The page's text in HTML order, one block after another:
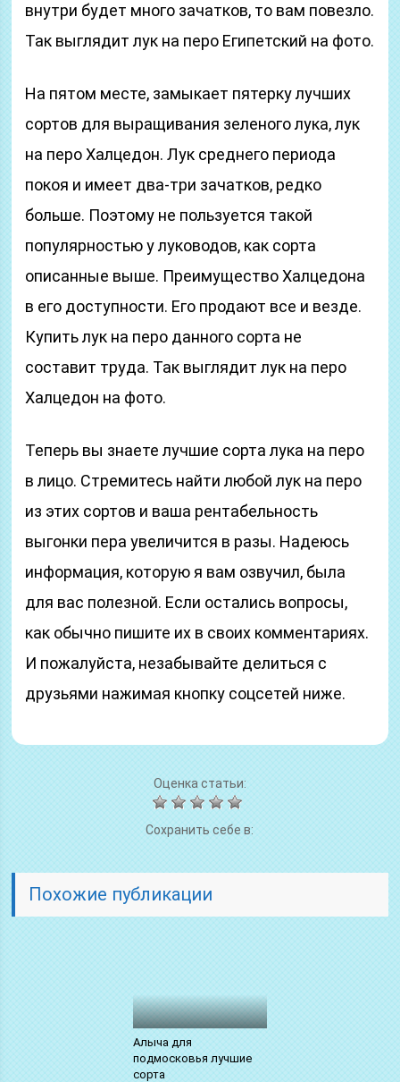
внутри будет много зачатков, то вам повезло.
Так выглядит лук на перо Египетский на фото.
На пятом месте, замыкает пятерку лучших
сортов для выращивания зеленого лука, лук
на перо Халцедон. Лук среднего периода
покоя и имеет два-три зачатков, редко
больше. Поэтому не пользуется такой
популярностью у луководов, как сорта
описанные выше. Преимущество Халцедона
в его доступности. Его продают все и везде.
Купить лук на перо данного сорта не
составит труда. Так выглядит лук на перо
Халцедон на фото.
Теперь вы знаете лучшие сорта лука на перо
в лицо. Стремитесь найти любой лук на перо
из этих сортов и ваша рентабельность
выгонки пера увеличится в разы. Надеюсь
информация, которую я вам озвучил, была
для вас полезной. Если остались вопросы,
как обычно пишите их в своих комментариях.
И пожалуйста, незабывайте делиться с
друзьями нажимая кнопку соцсетей ниже.
Оценка статьи:
Сохранить себе в:
Похожие публикации
Алыча для
подмосковья лучшие
сорта